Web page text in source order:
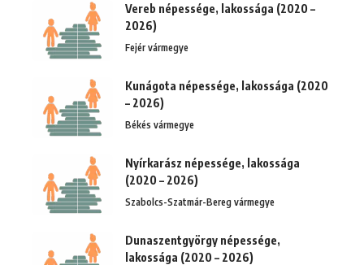
Vereb népessége, lakossága (2020 –
2026)
Fejér vármegye
Kunágota népessége, lakossága (2020
– 2026)
Békés vármegye
Nyírkarász népessége, lakossága
(2020 – 2026)
Szabolcs-Szatmár-Bereg vármegye
Dunaszentgyörgy népessége,
lakossága (2020 – 2026)